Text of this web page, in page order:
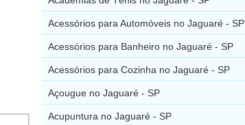
Acessórios para Automóveis no Jaguaré - SP
Acessórios para Banheiro no Jaguaré - SP
Acessórios para Cozinha no Jaguaré - SP
Açougue no Jaguaré - SP
Acupuntura no Jaguaré - SP